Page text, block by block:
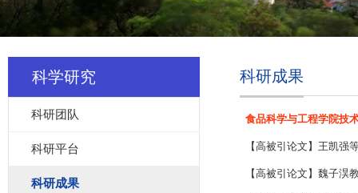
科学研究
科研团队
科研平台
科研成果
科研成果
食品科学与工程学院技
【高被引论文】王凯强
【高被引论文】魏子淏